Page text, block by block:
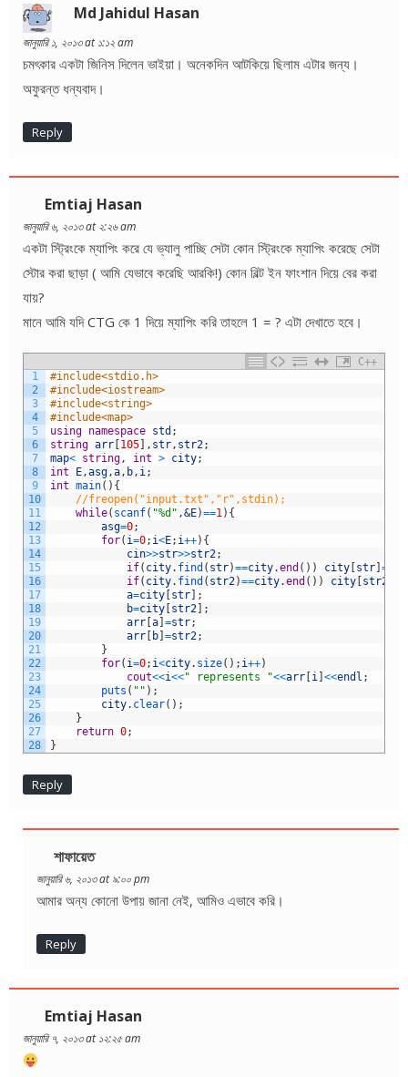
Md Jahidul Hasan
জানুয়ারি ১, ২০১৩ at ১:১২ am
চমৎকার একটা জিনিস দিলেন ভাইয়া। অনেকদিন আটকিয়ে ছিলাম এটার জন্য।
অফুরন্ত ধন্যবাদ।
Reply
Emtiaj Hasan
জানুয়ারি ৬, ২০১৩ at ২:২৬ am
একটা স্ট্রিংকে ম্যাপিং করে যে ভ্যালু পাচ্ছি সেটা কোন স্ট্রিংকে ম্যাপিং করেছে সেটা
স্টোর করা ছাড়া ( আমি যেভাবে করেছি আরকি!) কোন বিল্ট ইন ফাংশান দিয়ে বের করা
যায়?
মানে আমি যদি CTG কে 1 দিয়ে ম্যাপিং করি তাহলে 1 = ? এটা দেখাতে হবে।
C++
1
2
3
4
5
6
7
8
9
10
11
12
13
14
15
16
17
18
19
20
21
22
23
24
25
26
27
28
#include<stdio.h>
#include<iostream>
#include<string>
#include<map>
using namespace std ;
string arr 105 , str, str2;
map< string, int > city;
int
E,asg,a, b, i;
int main( ) {
//freopen("input.txt","r",stdin);
while( scanf( "%d" ,&E)==1) {
asg=0;
for( i=0; i<E; i++) {
cin>>str>>str2;
if( city. find ( str)==city.end ( ) ) city str =
if( city. find ( str2)==city.end ( ) ) city str2
a=city str
;
b=city str2
;
arr a =str;
arr
b =str2;
}
for( i=0; i<city. size( ) ; i++)
cout<<i<<" represents "<<arr i <<endl ;
puts ( "" ) ;
city. clear( ) ;
}
return 0;
}
Reply
শাফায়েত
জানুয়ারি ৬, ২০১৩ at ৯:০০ pm
আমার অন্য কোনো উপায় জানা নেই, আমিও এভাবে করি।
Reply
Emtiaj Hasan
জানুয়ারি ৭, ২০১৩ at ১২:২৫ am